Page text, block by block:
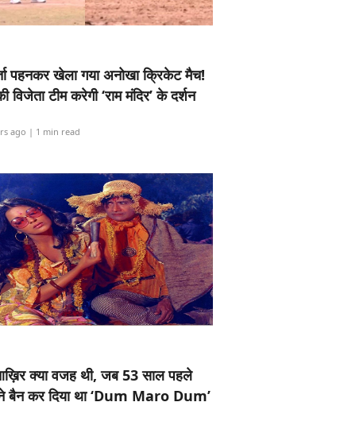
पहनकर खेला गया अनोखा क्रिकेट मैच!
विजेता टीम करेगी ‘राम मंदिर’ के दर्शन
ago | 1 min read
क्या वजह थी, जब 53 साल पहले
बैन कर दिया था ‘Dum Maro Dum’